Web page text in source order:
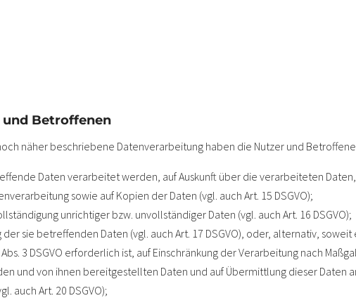
und Betroffenen
näher beschriebene Datenverarbeitung haben die Nutzer und
Daten verarbeitet werden, auf Auskunft über die verarbeiteten
sowie auf Kopien der Daten (vgl. auch Art. 15 DSGVO);
unrichtiger bzw. unvollständiger Daten (vgl. auch Art. 16 DSGVO);
sie betreffenden Daten (vgl. auch Art. 17 DSGVO), oder, alternativ,
3 DSGVO erforderlich ist, auf Einschränkung der Verarbeitung nach
und von ihnen bereitgestellten Daten und auf Übermittlung dieser Daten
auch Art. 20 DSGVO);